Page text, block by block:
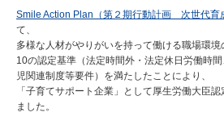
Smile Action Plan（第２期行動計画 次世代育
て、
多様な人材がやりがいを持って働ける職場環境
10の認定基準（法定時間外・法定休日労働時
児関連制度等要件）を満たしたことにより、
「子育てサポート企業」として厚生労働大臣
ました。